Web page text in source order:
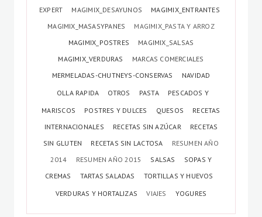
EXPERT
MAGIMIX_DESAYUNOS
MAGIMIX_ENTRANTES
MAGIMIX_MASASYPANES
MAGIMIX_PASTA Y ARROZ
MAGIMIX_POSTRES
MAGIMIX_SALSAS
MAGIMIX_VERDURAS
MARCAS COMERCIALES
MERMELADAS-CHUTNEYS-CONSERVAS
NAVIDAD
OLLA RAPIDA
OTROS PASTA
PESCADOS Y
MARISCOS
POSTRES Y DULCES QUESOS
RECETAS
INTERNACIONALES
RECETAS SIN AZÚCAR
RECETAS
SIN GLUTEN
RECETAS SIN LACTOSA
RESUMEN AÑO
2014
RESUMEN AÑO 2015 SALSAS
SOPAS Y
CREMAS
TARTAS SALADAS
TORTILLAS Y HUEVOS
VERDURAS Y HORTALIZAS
VIAJES YOGURES